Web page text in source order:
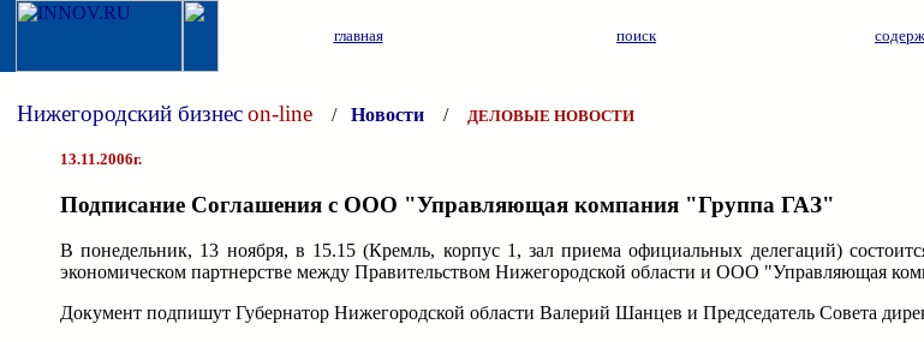
главная поиск
Нижегородский бизнесon-line / Новости / ДЕЛОВЫЕ НОВОСТИ
13.11.2006г.
Подписание Соглашения с ООО "Управляющая компания "Группа ГАЗ"
В понедельник, 13 ноября, в 15.15 (Кремль, корпус 1, зал приема официальных делегаций)
экономическом партнерстве между Правительством Нижегородской области и ООО "Управляющая
Документ подпишут Губернатор Нижегородской области Валерий Шанцев и Председатель Совета